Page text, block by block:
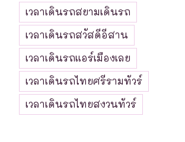
เวลาเดินรถสยามเดินรถ
เวลาเดินรถสวัสดีอีสาน
เวลาเดินรถแอร์เมืองเลย
เวลาเดินรถไทยศรีรามทัวร์
เวลาเดินรถไทยสงวนทัวร์